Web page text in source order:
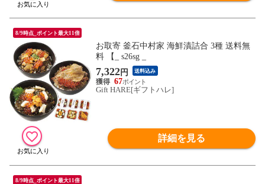
8/9時点_ポイント最大11倍
お取寄 釜石中村家 海鮮漬詰合 3種 送料無
料 【_ s26sg _
7,322円 送料込み
67
Gift HARE[ギフトハレ]
詳細を見る
8/9時点_ポイント最大11倍